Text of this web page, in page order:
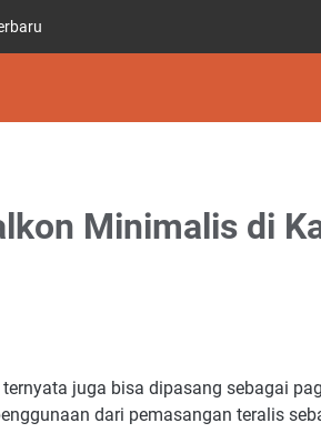
Minimalis di
juga bisa dipasang sebagai
dari pemasangan teralis